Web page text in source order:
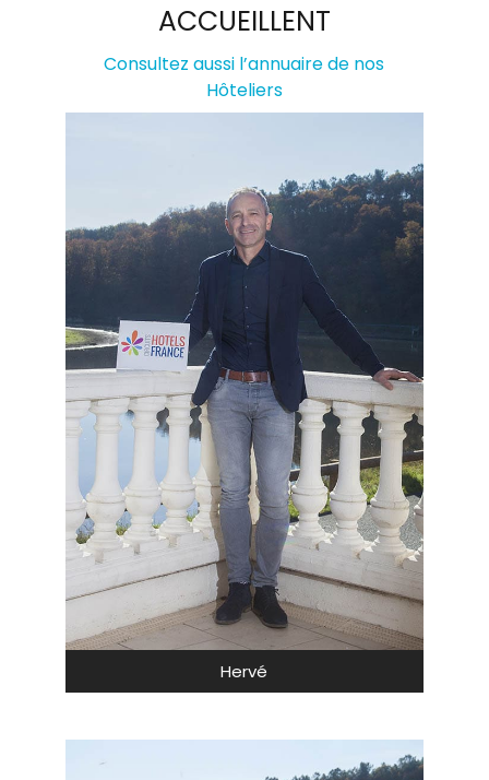
ACCUEILLENT
Consultez aussi l’annuaire de nos
Hôteliers
Hervé